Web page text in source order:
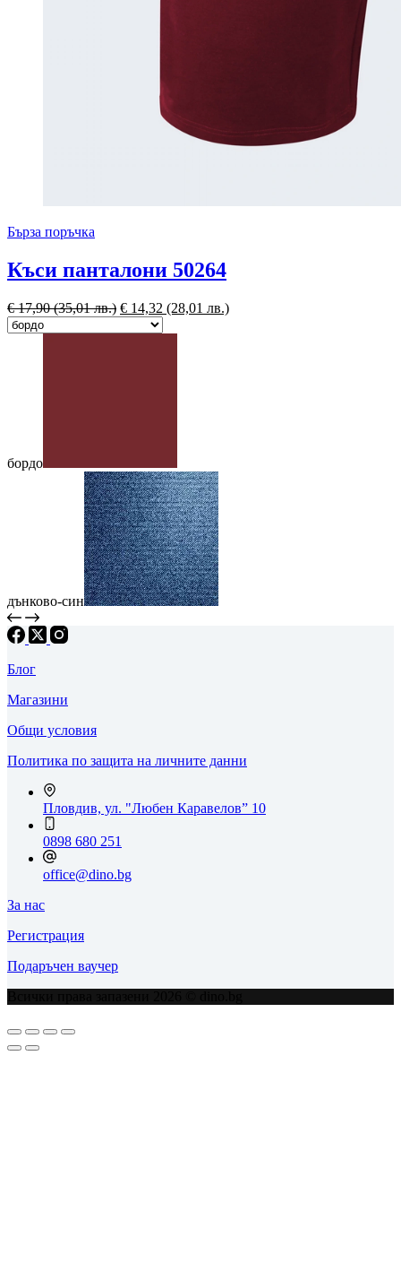
Бърза поръчка
Къси панталони 50264
€17,90(35,01 лв.) € 14,32 (28,01 лв.)
бордо
дънково-син
Блог
Магазини
Общи условия
Политика по защита на личните данни
Пловдив, ул. "Любен Каравелов” 10
0898 680 251
office@dino.bg
За нас
Регистрация
Подаръчен ваучер